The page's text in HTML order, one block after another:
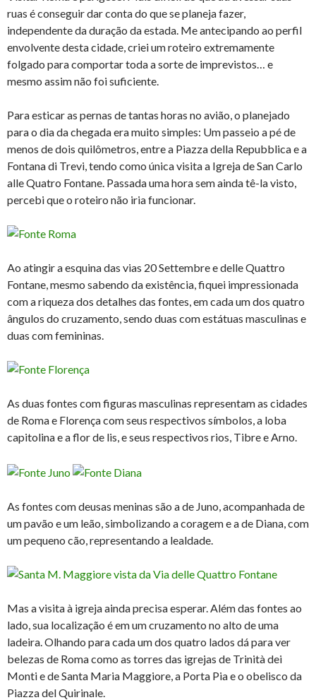
ruas é conseguir dar conta do que se planeja fazer,
independente da duração da estada. Me antecipando ao perfil
envolvente desta cidade, criei um roteiro extremamente
folgado para comportar toda a sorte de imprevistos… e
mesmo assim não foi suficiente.
Para esticar as pernas de tantas horas no avião, o planejado
para o dia da chegada era muito simples: Um passeio a pé de
menos de dois quilômetros, entre a Piazza della Repubblica e a
Fontana di Trevi, tendo como única visita a Igreja de San Carlo
alle Quatro Fontane. Passada uma hora sem ainda tê-la visto,
percebi que o roteiro não iria funcionar.
Ao atingir a esquina das vias 20 Settembre e delle Quattro
Fontane, mesmo sabendo da existência, fiquei impressionada
com a riqueza dos detalhes das fontes, em cada um dos quatro
ângulos do cruzamento, sendo duas com estátuas masculinas e
duas com femininas.
As duas fontes com figuras masculinas representam as cidades
de Roma e Florença com seus respectivos símbolos, a loba
capitolina e a flor de lis, e seus respectivos rios, Tibre e Arno.
As fontes com deusas meninas são a de Juno, acompanhada de
um pavão e um leão, simbolizando a coragem e a de Diana, com
um pequeno cão, representando a lealdade.
Mas a visita à igreja ainda precisa esperar. Além das fontes ao
lado, sua localização é em um cruzamento no alto de uma
ladeira. Olhando para cada um dos quatro lados dá para ver
belezas de Roma como as torres das igrejas de Trinità dei
Monti e de Santa Maria Maggiore, a Porta Pia e o obelisco da
Piazza del Quirinale.